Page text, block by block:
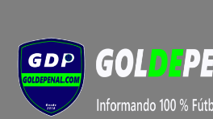
contenido